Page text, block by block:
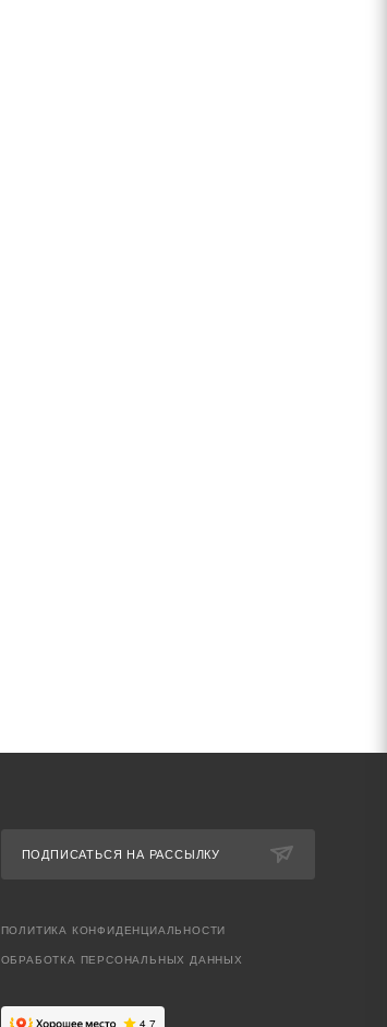
ПОДПИСАТЬСЯ НА РАССЫЛКУ
ПОЛИТИКА КОНФИДЕНЦИАЛЬНОСТИ
ОБРАБОТКА ПЕРСОНАЛЬНЫХ ДАННЫХ